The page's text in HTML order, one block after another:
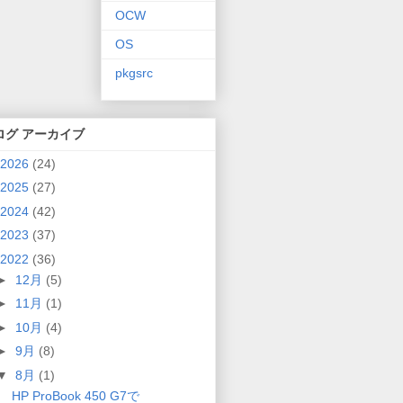
OCW
OS
pkgsrc
グ アーカイブ
2026 (24)
2025 (27)
2024 (42)
2023 (37)
2022 (36)
12月 (5)
11月 (1)
10月 (4)
9月 (8)
8月 (1)
HP ProBook 450 G7で